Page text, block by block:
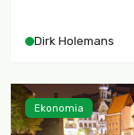
Dirk Holemans
Ekonomia